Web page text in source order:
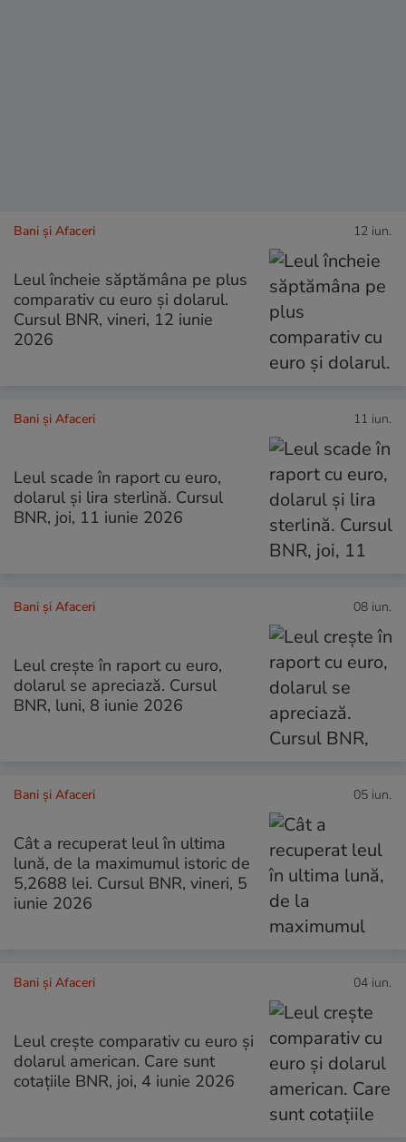
Bani și Afaceri 12 iun.
Leul încheie săptămâna pe plus
comparativ cu euro și dolarul.
Cursul BNR, vineri, 12 iunie
2026
Bani și Afaceri 11 iun.
Leul scade în raport cu euro,
dolarul și lira sterlină. Cursul
BNR, joi, 11 iunie 2026
Bani și Afaceri 08 iun.
Leul crește în raport cu euro,
dolarul se apreciază. Cursul
BNR, luni, 8 iunie 2026
Bani și Afaceri 05 iun.
Cât a recuperat leul în ultima
lună, de la maximumul istoric de
5,2688 lei. Cursul BNR, vineri, 5
iunie 2026
Bani și Afaceri 04 iun.
Leul crește comparativ cu euro și
dolarul american. Care sunt
cotațiile BNR, joi, 4 iunie 2026